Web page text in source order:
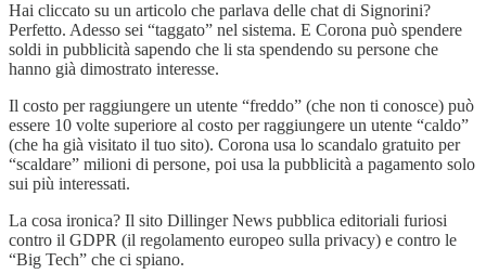
Hai cliccato su un articolo che parlava delle chat di Signorini?
Perfetto. Adesso sei “taggato” nel sistema. E Corona può spendere
soldi in pubblicità sapendo che li sta spendendo su persone che
hanno già dimostrato interesse.
Il costo per raggiungere un utente “freddo” (che non ti conosce) può
essere 10 volte superiore al costo per raggiungere un utente “caldo”
(che ha già visitato il tuo sito). Corona usa lo scandalo gratuito per
“scaldare” milioni di persone, poi usa la pubblicità a pagamento solo
sui più interessati.
La cosa ironica? Il sito Dillinger News pubblica editoriali furiosi
contro il GDPR (il regolamento europeo sulla privacy) e contro le
“Big Tech” che ci spiano.